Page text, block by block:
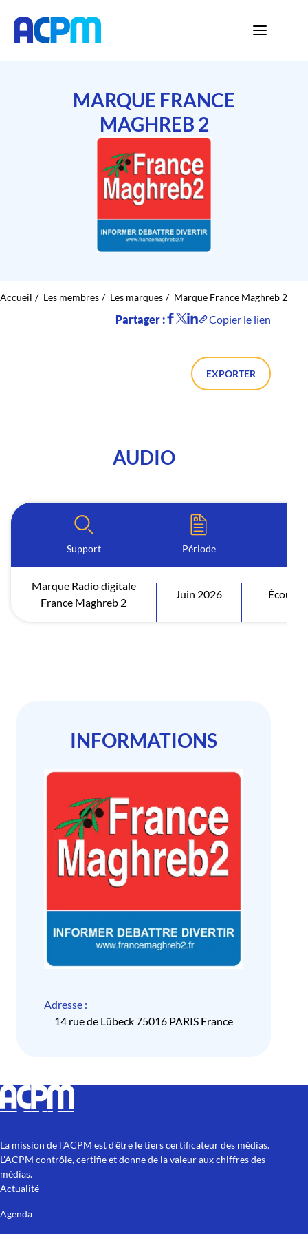
MARQUE FRANCE
MAGHREB 2
Accueil Les membres Les marques Marque France Maghreb 2
Partager : Copier le lien
EXPORTER
AUDIO
Support Période
Marque Radio digitale
France Maghreb 2
Juin 2026
INFORMATIONS
Adresse :
14 rue de Lübeck 75016 PARIS France
La mission de l'ACPM est d'être le tiers certificateur des médias.
L'ACPM contrôle, certifie et donne de la valeur aux chiffres des
médias.
Actualité
Agenda